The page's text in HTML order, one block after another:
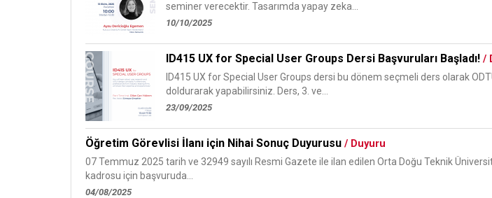
seminer verecektir. Tasarımda yapay zeka...
10/10/2025
ID415 UX for Special User Groups Dersi Başvuruları Başladı! /
ID415 UX for Special User Groups dersi bu dönem seçmeli ders olarak
doldurarak yapabilirsiniz. Ders, 3. ve...
23/09/2025
Öğretim Görevlisi İlanı için Nihai Sonuç Duyurusu / Duyuru
07 Temmuz 2025 tarih ve 32949 sayılı Resmi Gazete ile ilan edilen Orta Doğu Teknik
kadrosu için başvuruda...
04/08/2025